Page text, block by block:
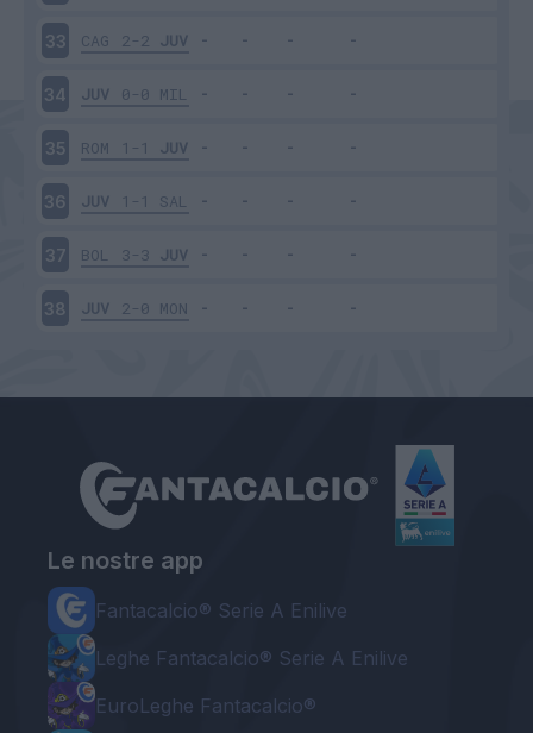
33 CAG 2-2 JUV
34 JUV 0-0 MIL
35 ROM 1-1 JUV
36 JUV 1-1 SAL
37 BOL 3-3 JUV
38 JUV 2-0 MON
Le nostre app
Fantacalcio® Serie A Enilive
Leghe Fantacalcio® Serie A Enilive
EuroLeghe Fantacalcio®